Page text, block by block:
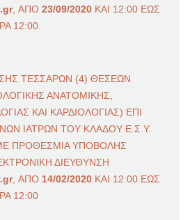
, ΑΠΟ 23/09/2020 ΚΑΙ 12:00 ΕΩΣ
12:00.
ΤΕΣΣΑΡΩΝ (4) ΘΕΣΕΩΝ
ΑΝΑΤΟΜΙΚΗΣ,
ΚΑΙ ΚΑΡΔΙΟΛΟΓΙΑΣ) ΕΠΙ
ΙΑΤΡΩΝ ΤΟΥ ΚΛΑΔΟΥ Ε.Σ.Υ.
ΠΡΟΘΕΣΜΙΑ ΥΠΟΒΟΛΗΣ
ΔΙΕΥΘΥΝΣΗ
, ΑΠΟ 14/02/2020 ΚΑΙ 12:00 ΕΩΣ
12:00